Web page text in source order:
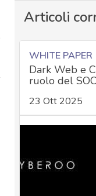
Articoli
WHITE PAPER
Dark Web e
ruolo del
23 Ott 2025